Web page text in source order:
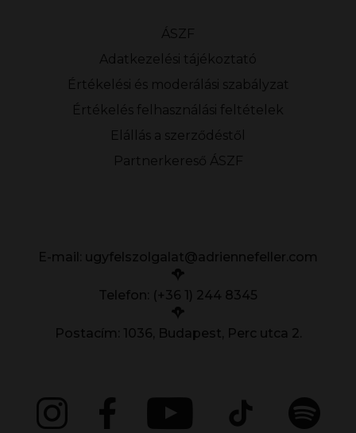
ÁSZF
Adatkezelési tájékoztató
Értékelési és moderálási szabályzat
Értékelés felhasználási feltételek
Elállás a szerződéstől
Partnerkereső ÁSZF
E-mail: ugyfelszolgalat@adriennefeller.com
Telefon: (+36 1) 244 8345
Postacím: 1036, Budapest, Perc utca 2.